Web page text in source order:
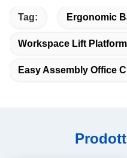
Tag: Ergonomic
Workspace Lift Platform
Easy Assembly Office